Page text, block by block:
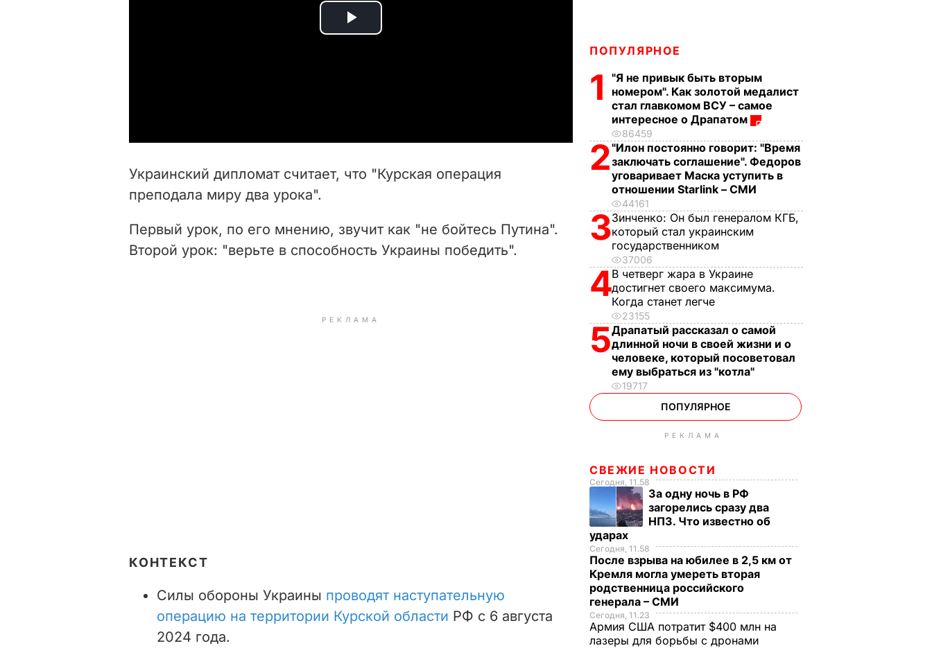
P
d
e
Украинский дипломат считает, что "Курская операция
преподала миру два урока".
Первый урок, по его мнению, звучит как "не бойтесь Путина".
Второй урок: "верьте в способность Украины победить".
РЕКЛАМА
КОНТЕКСТ
Силы обороны Украины проводят наступательную
операцию на территории Курской области РФ с 6 августа
2024 года.
ПОПУЛЯРНОЕ
1
"Я не привык быть вторым
номером". Как золотой медалист
стал главкомом ВСУ – самое
интересное о Драпатом
86459
2"Илон постоянно говорит: "Время
заключать соглашение". Федоров
уговаривает Маска уступить в
отношении Starlink – СМИ
44161
3Зинченко: Он был генералом КГБ,
который стал украинским
государственником
37006
4В четверг жара в Украине
достигнет своего максимума.
Когда станет легче
23155
5Драпатый рассказал о самой
длинной ночи в своей жизни и о
человеке, который посоветовал
ему выбраться из "котла"
19717
ПОПУЛЯРНОЕ
РЕКЛАМА
СВЕЖИЕ НОВОСТИ
Сегодня, 11.58
За одну ночь в РФ
загорелись сразу два
НПЗ. Что известно об
ударах
Сегодня, 11.58
После взрыва на юбилее в 2,5 км от
Кремля могла умереть вторая
родственница российского
генерала – СМИ
Сегодня, 11.23
Армия США потратит $400 млн на
лазеры для борьбы с дронами